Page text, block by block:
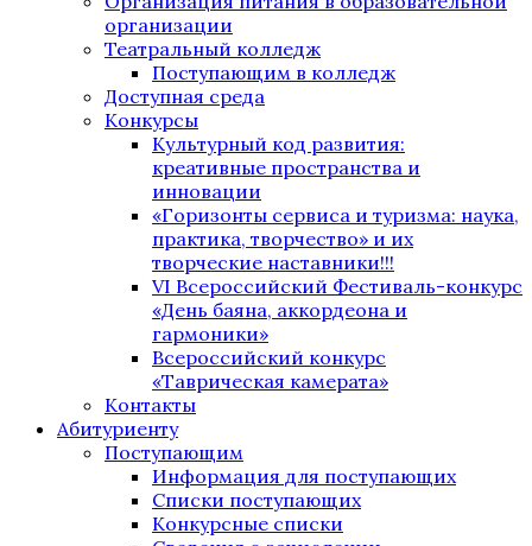
организации
Театральный колледж
Поступающим в колледж
Доступная среда
Конкурсы
Культурный код развития:
креативные пространства и
инновации
«Горизонты сервиса и туризма: наука,
практика, творчество» и их
творческие наставники!!!
VI Всероссийский Фестиваль-конкурс
«День баяна, аккордеона и
гармоники»
Всероссийский конкурс
«Таврическая камерата»
Контакты
Абитуриенту
Поступающим
Информация для поступающих
Списки поступающих
Конкурсные списки